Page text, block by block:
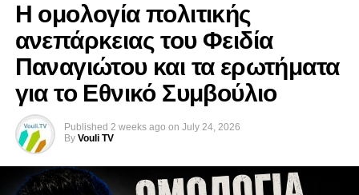
Η ομολογία πολιτικής
ανεπάρκειας του Φειδία
Παναγιώτου και τα ερωτήματα
για το Εθνικό Συμβούλιο
Published 2 weeks ago on July 24, 2026
By Vouli TV